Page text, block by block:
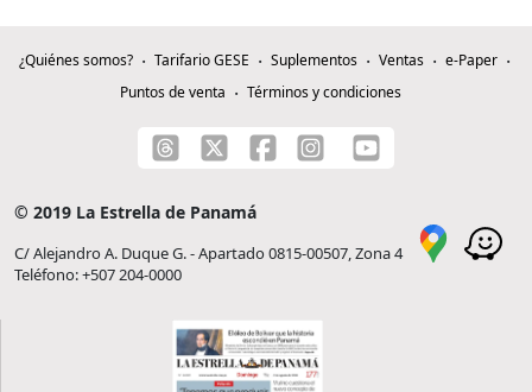
¿Quiénes somos? Tarifario GESE Suplementos Ventas
e-Paper
Puntos de venta
Términos y condiciones
© 2019 La Estrella de Panamá
C/ Alejandro A. Duque G. - Apartado 0815-00507, Zona 4
Teléfono: +507 204-0000